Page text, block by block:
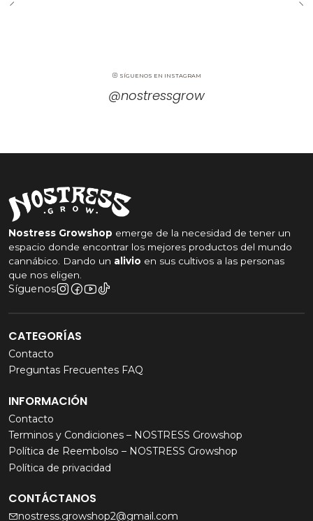
SÍGUENOS EN INSTAGRAM
@nostressgrow
Nostress Growshop emerge de la necesidad de tener un
espacio donde encontrar los mejores productos del mundo
cannábico. Dando un alivio en sus cultivos a las personas
que nos eligen.
Síguenos
CATEGORÍAS
Contacto
Preguntas Frecuentes FAQ
INFORMACIÓN
Contacto
Terminos y Condiciones – NOSTRESS Growshop
Política de Reembolso – NOSTRESS Growshop
Política de privacidad
CONTÁCTANOS
nostress.growshop2@gmail.com